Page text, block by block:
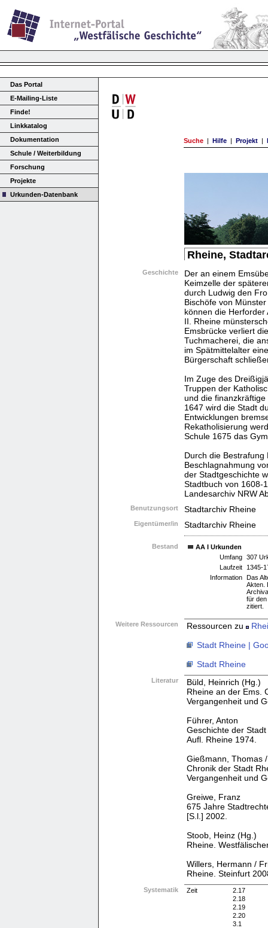
Das Portal
E-Mailing-Liste
Finde!
Linkkatalog
Dokumentation
Schule / Weiterbildung
Forschung
Projekte
Urkunden-Datenbank
Suche | Hilfe | Projekt |
Rheine,
Geschichte
Der an einem
Keimzelle der
durch Ludwig den
Bischöfe von
können die
II. Rheine
Emsbrücke verliert
Tuchmacherei, die
im Spätmittelalter
Bürgerschaft
Im Zuge des
Truppen der
und die
1647 wird die Stadt
Entwicklungen
Rekatholisierung
Schule 1675 das
Durch die
Beschlagnahmung
der Stadtgeschichte
Stadtbuch von 1608-
Landesarchiv NRW
Benutzungsort Stadtarchiv Rheine
Eigentümer/in Stadtarchiv Rheine
Bestand
AA I Urkunden
Umfang 307
Laufzeit
1345-
Information Das
Akten.
für den
zitiert.
Weitere Ressourcen Ressourcen zu
Stadt Rheine |
Stadt Rheine
Literatur
Büld, Heinrich (Hg.)
Rheine an der Ems.
Vergangenheit und
Führer, Anton
Geschichte der
Aufl. Rheine 1974.
Gießmann, Thomas
Chronik der Stadt
Vergangenheit und
Greiwe, Franz
675 Jahre
[S.l.] 2002.
Stoob, Heinz (Hg.)
Rheine.
Willers, Hermann /
Rheine. Steinfurt
Systematik Zeit
2.17
2.18
2.19
2.20
3.1